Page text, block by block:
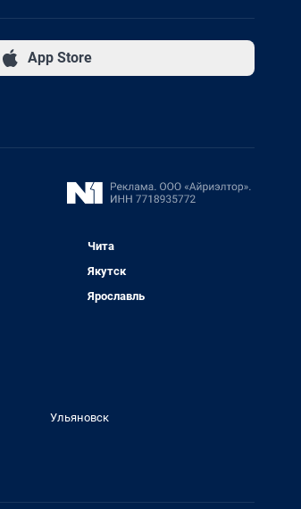
App Store
Чита
Якутск
Ярославль
Ульяновск